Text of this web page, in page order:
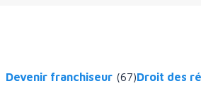
Devenir franchiseur (67)Droit des